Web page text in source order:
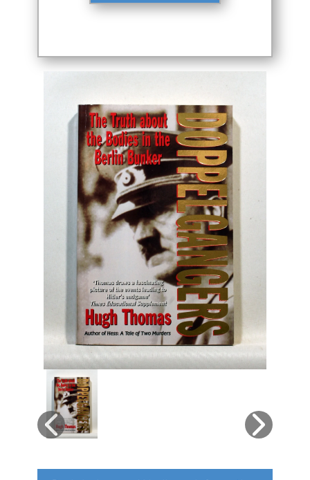
Computer / IT
Drikkevare / Øl / Vin
Engelsk
Erhverv
Europa
Fantasy / Sciencefiction
Filosofi
Håndarbejde
Håndværk
Historie
Hobby
Hus / Have
Husdyr